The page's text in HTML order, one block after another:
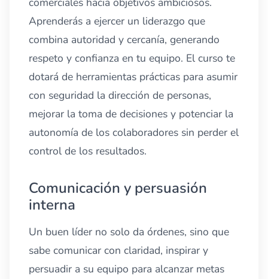
Aprenderás a ejercer un liderazgo que
combina autoridad y cercanía, generando
respeto y confianza en tu equipo. El curso te
dotará de herramientas prácticas para asumir
con seguridad la dirección de personas,
mejorar la toma de decisiones y potenciar la
autonomía de los colaboradores sin perder el
control de los resultados.
Comunicación y persuasión
interna
Un buen líder no solo da órdenes, sino que
sabe comunicar con claridad, inspirar y
persuadir a su equipo para alcanzar metas